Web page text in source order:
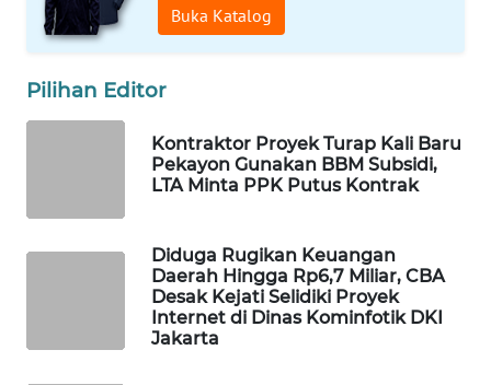
Buka Katalog
Pilihan Editor
Kontraktor Proyek Turap Kali Baru
Pekayon Gunakan BBM Subsidi,
LTA Minta PPK Putus Kontrak
Diduga Rugikan Keuangan
Daerah Hingga Rp6,7 Miliar, CBA
Desak Kejati Selidiki Proyek
Internet di Dinas Kominfotik DKI
Jakarta
MAWAKA
LPKKI